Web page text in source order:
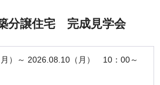
分譲住宅 完成見学会
）～ 2026.08.10（月） 10：00～